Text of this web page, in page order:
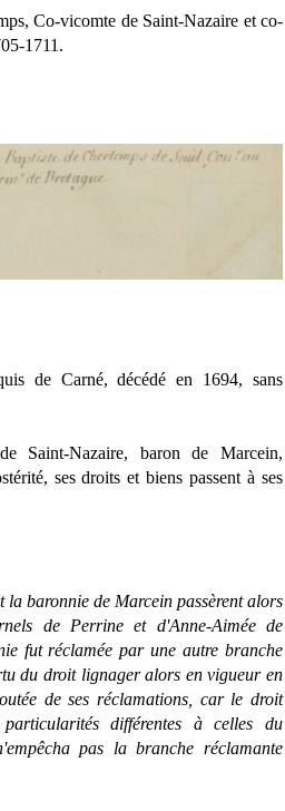
Co-vicomte de Saint-Nazaire et co-
1711.
de Carné, décédé en 1694, sans
Saint-Nazaire, baron de Marcein,
ses droits et biens passent à ses
la baronnie de Marcein passèrent alors
de Perrine et d'Anne-Aimée de
fut réclamée par une autre branche
du droit lignager alors en vigueur en
de ses réclamations, car le droit
différentes à celles du
pas la branche réclamante